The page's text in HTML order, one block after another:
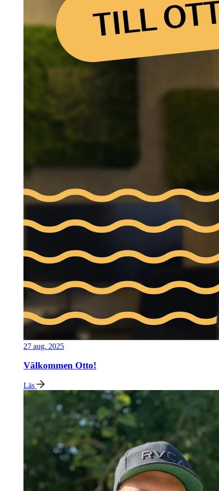
27 aug. 2025
Välkommen Otto!
Läs